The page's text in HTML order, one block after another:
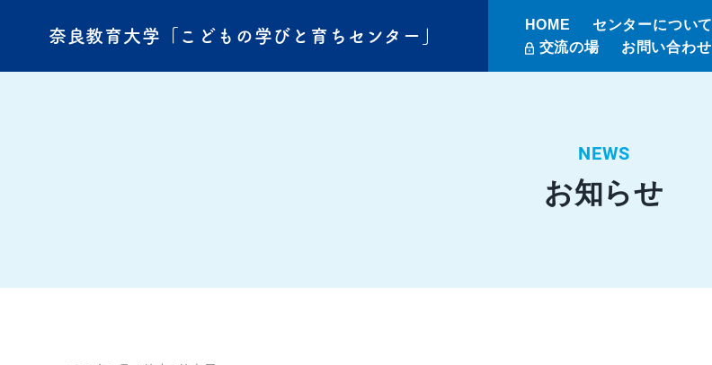
奈良教育大学「こどもの学びと育ちセンター」
HOME センターについて
交流の場
お問い合わせ
NEWS
お知らせ